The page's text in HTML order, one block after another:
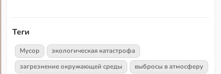
Теги
Мусор
экологическая катастрофа
загрезнение окружающей среды
выбросы в атмосферу